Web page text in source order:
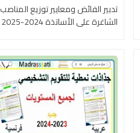
تدبير الفائض ومعايير توزيع المناصب
الشاغرة على الأساتذة 2024-2025